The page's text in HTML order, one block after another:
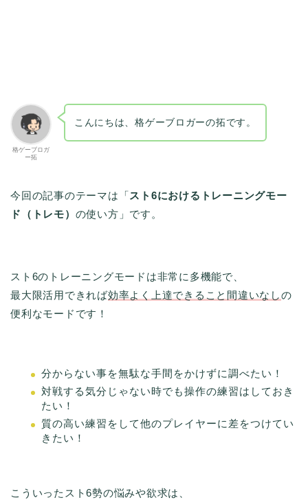
格ゲーブロガ
ー拓
こんにちは、格ゲーブロガーの拓です。
今回の記事のテーマは「スト6におけるトレーニングモー
ド（トレモ） の使い方」です。
スト6のトレーニングモードは非常に多機能で、
最大限活用できれば効率よく上達できること間違いなしの
便利なモードです！
分からない事を無駄な手間をかけずに調べたい！
対戦する気分じゃない時でも操作の練習はしておき
たい！
質の高い練習をして他のプレイヤーに差をつけてい
きたい！
こういったスト6勢の悩みや欲求は、